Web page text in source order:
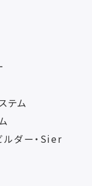
テム
ルダー・Sier